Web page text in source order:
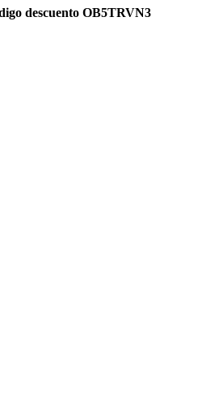
descuento OB5TRVN3